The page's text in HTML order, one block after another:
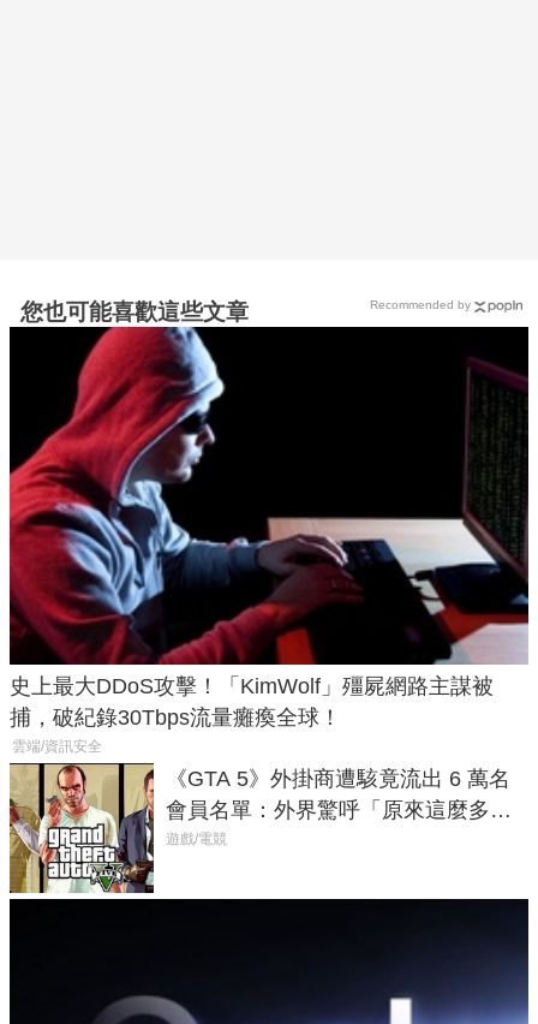
您也可能喜歡這些文章
史上最大DDoS攻擊！「KimWolf」殭屍網路主謀被
捕，破紀錄30Tbps流量癱瘓全球！
雲端/資訊安全
《GTA 5》外掛商遭駭竟流出 6 萬名
會員名單：外界驚呼「原來這麼多人
在開掛！」
遊戲/電競
Recommended by